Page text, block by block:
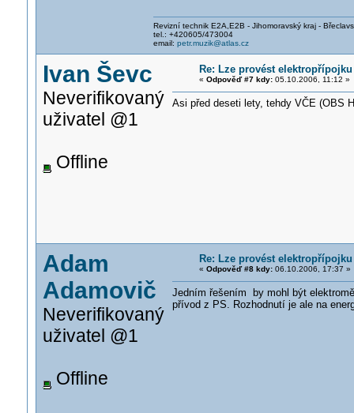
Revizní technik E2A,E2B - Jihomoravský kraj -
tel.: +420605/473004
email: petr.muzik@atlas.cz
Ivan Ševc
Neverifikovaný
uživatel @1
Offline
Re: Lze provést
« Odpověď #7 kdy:05.10.2006, 11:12 »
Asi před deseti lety, tehdy VČE (OBS
Adam
Adamovič
Neverifikovaný
uživatel @1
Offline
Re: Lze provést
« Odpověď #8 kdy:06.10.2006, 17:37 »
Jedním řešením by mohl být
přívod z PS. Rozhodnutí je ale na